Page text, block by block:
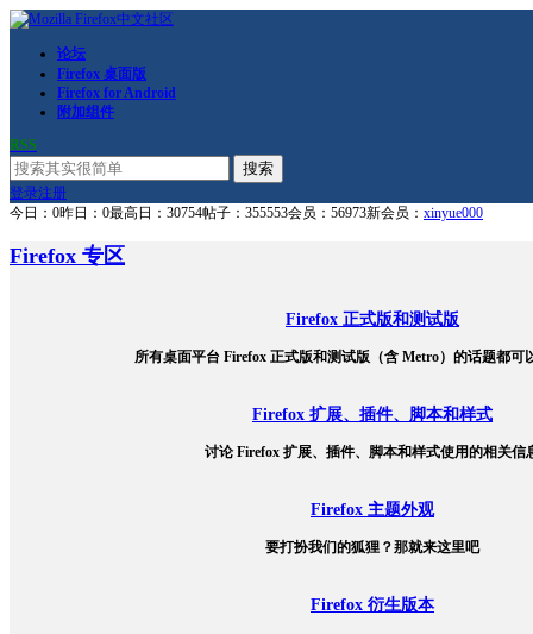
论坛
Firefox 桌面版
Firefox for Android
附加组件
RSS
搜索
登录注册
今日：0昨日：0最高日：30754帖子：355553会员：56973新会员： xinyue000
Firefox 专区
Firefox 正式版和测试版
所有桌面平台 Firefox 正式版和测试版（含 Metro）的话题都可
Firefox 扩展、插件、脚本和样式
讨论 Firefox 扩展、插件、脚本和样式使用的相关信
Firefox 主题外观
要打扮我们的狐狸？那就来这里吧
Firefox 衍生版本